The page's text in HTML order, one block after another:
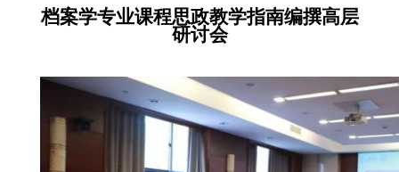
档案学专业课程思政教学指南编撰高层
研讨会